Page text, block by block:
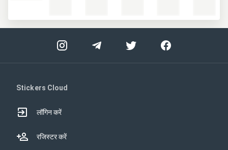
Stickers Cloud
लॉगिन करें
रजिस्टर करें